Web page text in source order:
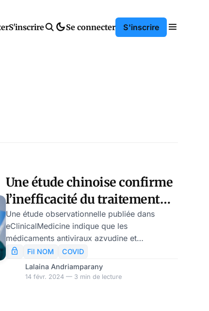
S'inscrire Se connecter S'inscrire
Une étude chinoise confirme
l’inefficacité du traitement
Paxlovid
Une étude observationnelle publiée dans
eClinicalMedicine indique que les
médicaments antiviraux azvudine et
nirmatrelvir/ritonavir (Paxlovid) n’ont pas
démontré d’avantage en termes de survie chez
les patients âgés hospitalisés pour COVID-19
Fil NOM
COVID
Lalaina Andriamparany
14 févr. 2024 — 3 min de lecture